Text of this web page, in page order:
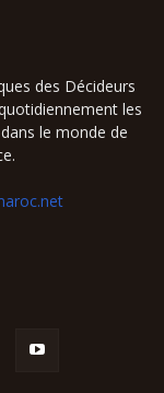
des Décideurs
les
le monde de